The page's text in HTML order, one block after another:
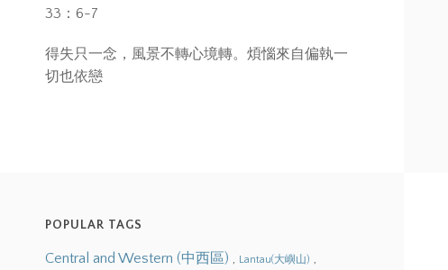
33：6-7
得失只一念，風景不轉心境轉。煩惱來自偏執一
切也依戀
POPULAR TAGS
Central and Western (中西區) , Lantau(大嶼山) ,